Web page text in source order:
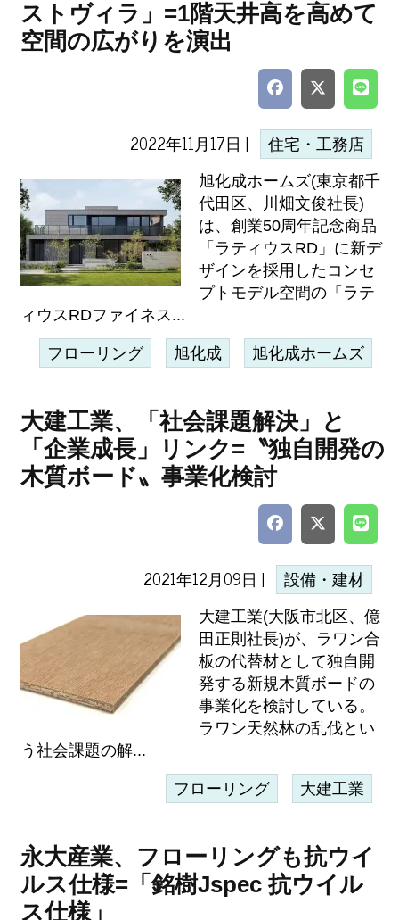
ストヴィラ」=1階天井高を高めて
空間の広がりを演出
2022年11月17日 | 住宅・工務店
旭化成ホームズ(東京都千
代田区、川畑文俊社長)
は、創業50周年記念商品
「ラティウスRD」に新デ
ザインを採用したコンセ
プトモデル空間の「ラテ
ィウスRDファイネス...
フローリング 旭化成 旭化成ホームズ
大建工業、「社会課題解決」と
「企業成長」リンク=〝独自開発の
木質ボード〟事業化検討
2021年12月09日 | 設備・建材
大建工業(大阪市北区、億
田正則社長)が、ラワン合
板の代替材として独自開
発する新規木質ボードの
事業化を検討している。
ラワン天然林の乱伐とい
う社会課題の解...
フローリング 大建工業
永大産業、フローリングも抗ウイ
ルス仕様=「銘樹Jspec 抗ウイル
ス仕様」